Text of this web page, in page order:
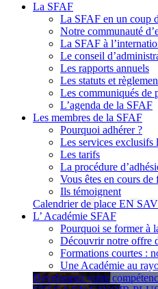
La SFAF
La SFAF en un coup
Notre communauté
La SFAF à
Le conseil
Les rapports annuels
Les statuts et
Les communiqués de
L’agenda de la SFAF
Les membres de la SFAF
Pourquoi adhérer ?
Les services exclusifs
Les tarifs
La procédure
Vous êtes en cours
Ils témoignent
Calendrier de place EN
L’ Académie SFAF
Pourquoi se former à
Découvrir notre offre
Formations courtes :
Une Académie au
Développez votre